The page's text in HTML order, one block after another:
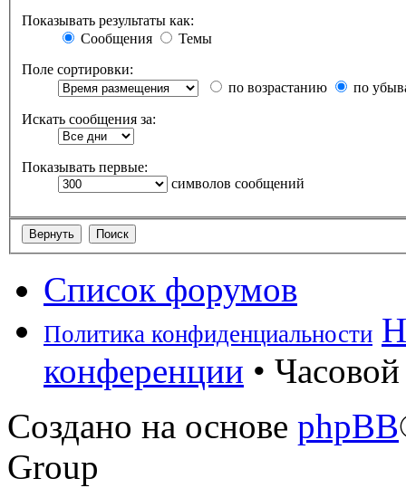
Показывать результаты как:
Сообщения
Темы
Поле сортировки:
по возрастанию
по
Искать сообщения за:
Показывать первые:
символов сообщений
Список форумов
Политика конфиденциальности
конференции •
Создано на основе phpBB
Group